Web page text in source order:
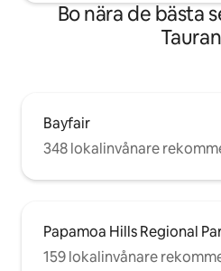
Bo nära de bästa
Bayfair
348 lokalinvånare
Papamoa Hills Regional
159 lokalinvånare